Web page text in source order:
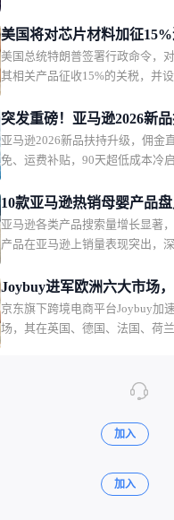
要是为了在当前经济环境下维护消
政策本身内容不会改变，只是推
美国将对芯片材料加征
美国总统特朗普签署行政命令，
其相关产品征收15%的关税，并
效。
突发重磅！亚马逊2026新
炉，物流、仓储、佣金三
亚马逊2026新品扶持升级，佣金
免、运费补贴，90天超低成本冷
10款亚马逊热销母婴产品
理产品月销过万
亚马逊各类产品搜索量增长显著
产品在亚马逊上销量表现突出，
售额49.36万美元，销量2.2万。
Joybuy进军欧洲六大市场
送和低价会员模式
京东旗下跨境电商平台Joybuy加
场，其在英国、德国、法国、荷
加入
加入